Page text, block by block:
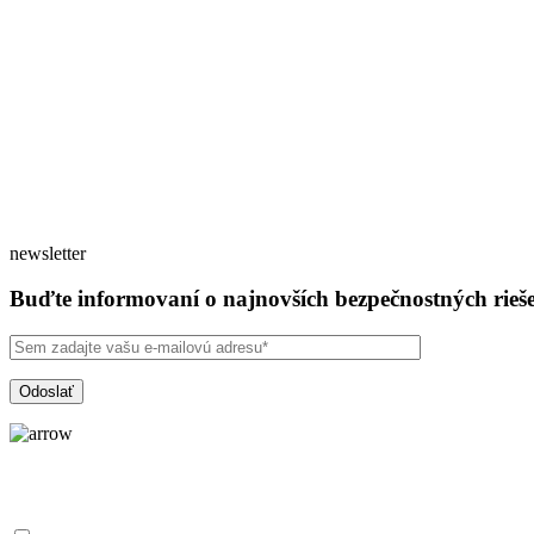
newsletter
Buďte informovaní o najnovších bezpečnostných